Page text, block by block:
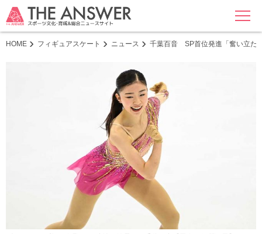
MENU
HOME フィギュアスケート ニュース 千葉百音 SP首位発進「奮い立た